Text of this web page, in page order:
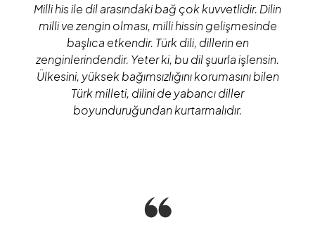
Milli his ile dil arasındaki bağ çok kuvvetlidir. Dilin
milli ve zengin olması, milli hissin gelişmesinde
başlıca etkendir. Türk dili, dillerin en
zenginlerindendir. Yeter ki, bu dil şuurla işlensin.
Ülkesini, yüksek bağımsızlığını korumasını bilen
Türk milleti, dilini de yabancı diller
boyunduruğundan kurtarmalıdır.